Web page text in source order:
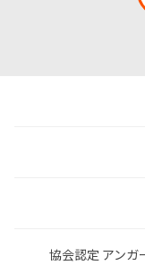
協会認定 アンガ